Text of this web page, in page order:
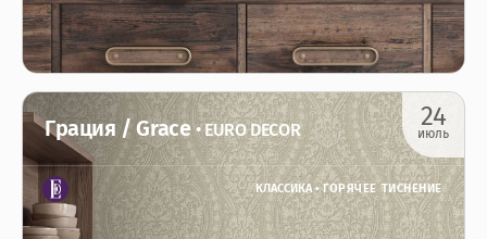
24
июль
Грация / Grace• EURO DECOR
КЛАССИКА •ГОРЯЧЕЕ ТИСНЕНИЕ